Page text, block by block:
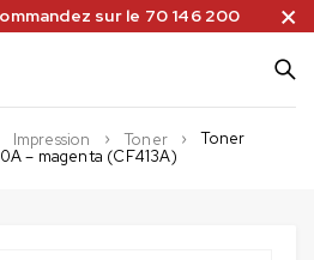
sur le 70 146 200
Impression Toner
Toner
– magenta (CF413A)